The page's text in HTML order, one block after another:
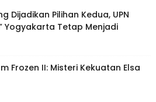
Dijadikan Pilihan Kedua, UPN
Yogyakarta Tetap Menjadi
Frozen II: Misteri Kekuatan Elsa